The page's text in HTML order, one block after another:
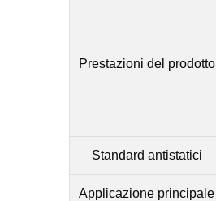
Prestazioni del prodotto
Standard antistatici
Applicazione principale